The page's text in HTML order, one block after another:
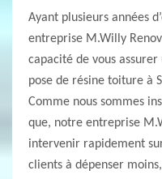
Ayant plusieurs années
entreprise M.Willy
capacité de vous
pose de résine toiture à
Comme nous sommes
que, notre entreprise
intervenir rapidement
clients à dépenser